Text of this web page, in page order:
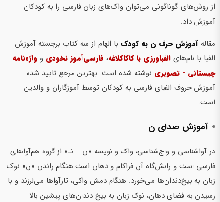
از روش‌های گوناگونی می‌توان واک‌های زبان فارسی را به کودکان
آموزش داد.
مقاله آموزش حرف ن به کودک با الهام از سه کتاب برجسته آموزش
الفبا با نام‌های الفباورزی با کاکاکلاغه، فارسی‌آموز نخودی و واژه‌نامه
چیستانی - تصویری نوشته شده است. بهترین مرجع تایید شده
آموزش حروف الفبای فارسی به کودکان توسط آموزگاران و والدین
است.
آموزش صدای ن
در آواشناسی و واج‌شناسی، واک و نویسه «ن – نـ» از گروه هم‌آواهای
فارسی است و رانش‌گاه آن فراکام و دهان است.هنگام راندن «ن» نوک
زبان به بیخ‌دندان‌ها می‌خورد. هنگام دمش واکی، تارآواها می‌لرزند و با
رسیدن به فضای دهان، نوک زبان به بیخ دندان‌های پیشین بالا